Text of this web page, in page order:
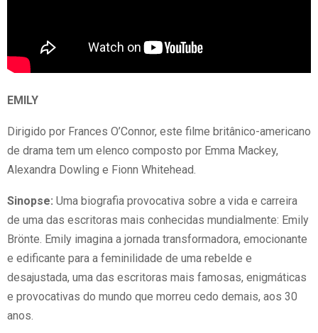
EMILY
Dirigido por Frances O’Connor, este filme britânico-americano
de drama tem um elenco composto por Emma Mackey,
Alexandra Dowling e Fionn Whitehead.
Sinopse: Uma biografia provocativa sobre a vida e carreira
de uma das escritoras mais conhecidas mundialmente: Emily
Brönte. Emily imagina a jornada transformadora, emocionante
e edificante para a feminilidade de uma rebelde e
desajustada, uma das escritoras mais famosas, enigmáticas
e provocativas do mundo que morreu cedo demais, aos 30
anos.